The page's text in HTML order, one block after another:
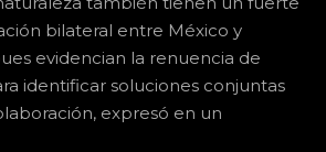
bilateral entre México y
evidencian la renuencia de
identificar soluciones conjuntas
expresó en un